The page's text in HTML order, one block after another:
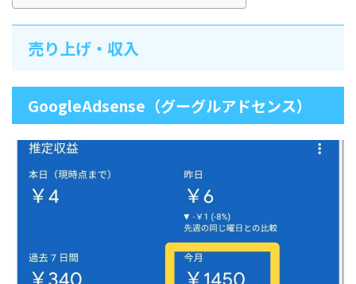
売り上げ・収入
GoogleAdsense（グーグルアドセンス）